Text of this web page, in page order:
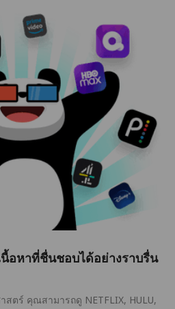
อหาที่ชื่นชอบได้อย่างราบรื่น
ตร์ คุณสามารถดู NETFLIX, HULU,